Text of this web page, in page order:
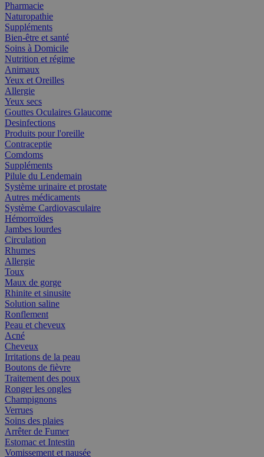
Pharmacie
Naturopathie
Suppléments
Bien-être et santé
Soins à Domicile
Nutrition et régime
Animaux
Yeux et Oreilles
Allergie
Yeux secs
Gouttes Oculaires Glaucome
Desinfections
Produits pour l'oreille
Contraceptie
Comdoms
Suppléments
Pilule du Lendemain
Système urinaire et prostate
Autres médicaments
Système Cardiovasculaire
Hémorroïdes
Jambes lourdes
Circulation
Rhumes
Allergie
Toux
Maux de gorge
Rhinite et sinusite
Solution saline
Ronflement
Peau et cheveux
Acné
Cheveux
Irritations de la peau
Boutons de fièvre
Traitement des poux
Ronger les ongles
Champignons
Verrues
Soins des plaies
Arrêter de Fumer
Estomac et Intestin
Vomissement et nausée